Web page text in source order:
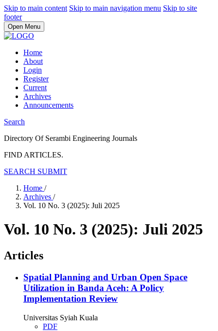
Skip to main content Skip to main navigation menu Skip to site
footer
Open Menu
Home
About
Login
Register
Current
Archives
Announcements
Search
Directory Of Serambi Engineering Journals
FIND ARTICLES.
SEARCH SUBMIT
Home /
Archives /
Vol. 10 No. 3 (2025): Juli 2025
Vol. 10 No. 3 (2025): Juli 2025
Articles
Spatial Planning and Urban Open Space
Utilization in Banda Aceh: A Policy
Implementation Review
Universitas Syiah Kuala
PDF